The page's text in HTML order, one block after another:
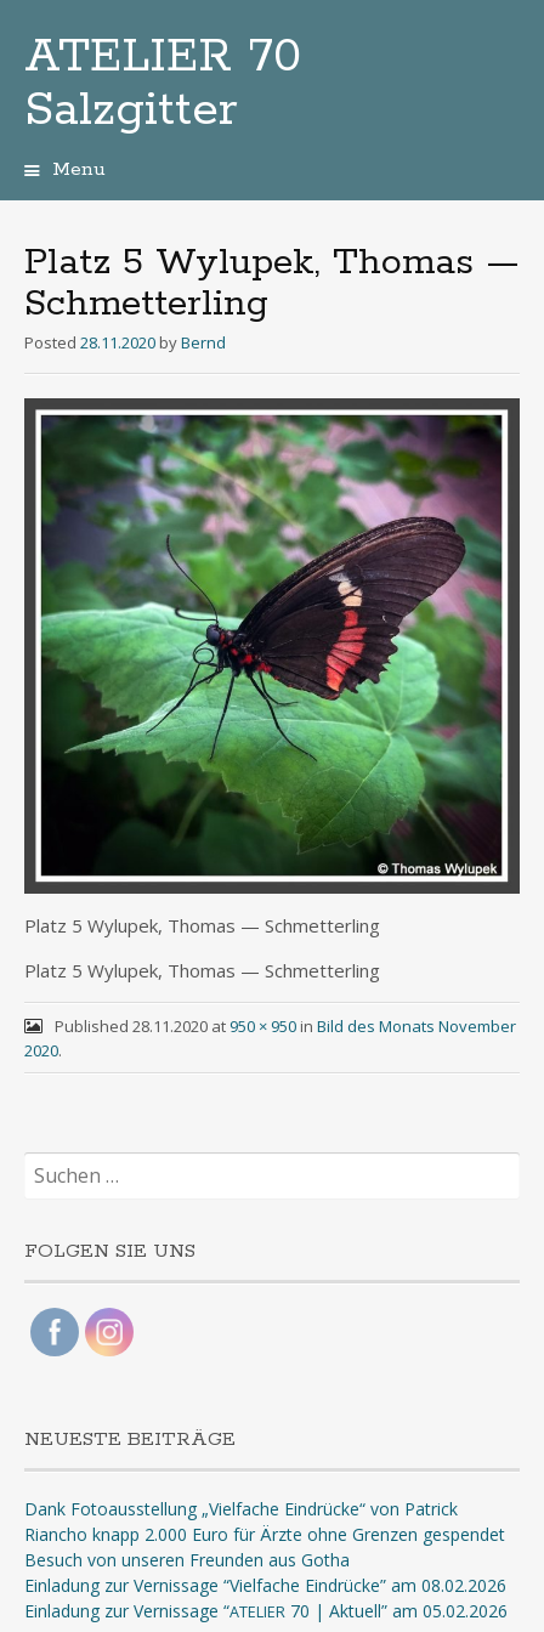
ATELIER 70
Salzgitter
Menu
Platz 5 Wylupek, Thomas —
Schmetterling
Posted 28.11.2020 byBernd
Platz 5 Wylupek, Tho­mas — Schmetterling
Platz 5 Wylupek, Tho­mas — Schmetterling
Published 28.11.2020at950 × 950in Bild des Monats November
2020.
Suchen
nach:
FOLGEN SIE UNS
NEUESTE BEITRÄGE
Dank Fotoausstellung „Vielfache Eindrücke“ von Patrick
Riancho knapp 2.000 Euro für Ärzte ohne Grenzen gespendet
Besuch von unseren Freunden aus Gotha
Einladung zur Vernissage “Vielfache Eindrücke” am 08.02.2026
Einladung zur Vernissage “ATELIER 70 | Aktuell” am 05.02.2026